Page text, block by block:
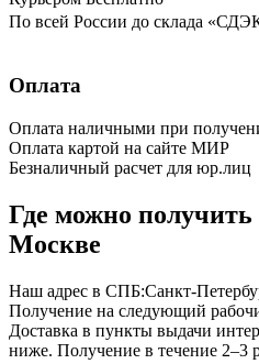
По всей России до склада
Оплата
Оплата наличными при
Оплата картой на сайте МИР
Безналичный расчет для юр.лиц
Где можно получить
Москве
Наш адрес в СПБ:Санкт-
Получение на следующий
Доставка в пункты выдачи
ниже. Получение в течение 2–3